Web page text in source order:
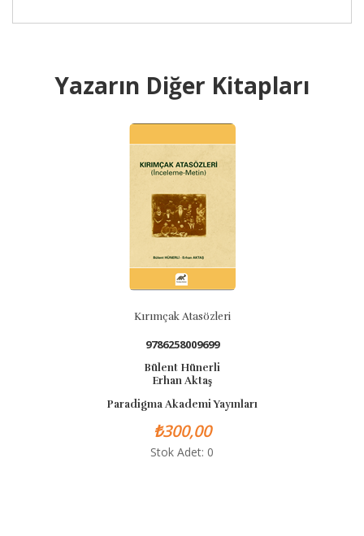
Yazarın Diğer Kitapları
Kırımçak Atasözleri
9786258009699
Bülent Hünerli
Erhan Aktaş
Paradigma Akademi Yayınları
₺300,00
Stok Adet: 0